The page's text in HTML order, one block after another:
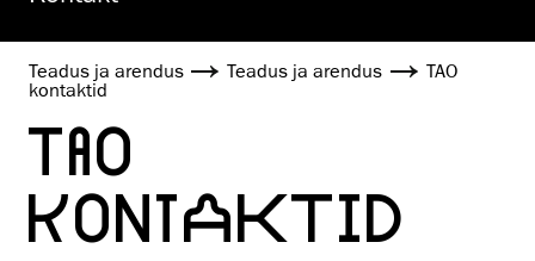
Teadus ja arendus Teadus ja arendus
TAO
kontaktid
TAO
KONTAKTID